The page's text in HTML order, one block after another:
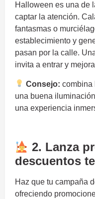
Halloween es una de
captar la atención.
fantasmas o
establecimiento y
pasan por la calle.
invita a entrar y
Consejo: combina
una buena
una experiencia
2. Lanza
descuentos
Haz que tu campaña
ofreciendo